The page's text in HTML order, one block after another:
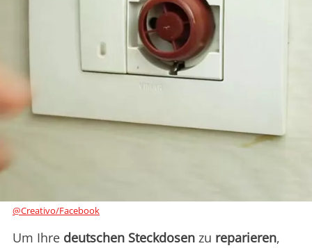
@Creativo/Facebook
Um Ihre deutschen Steckdosen zu reparieren,